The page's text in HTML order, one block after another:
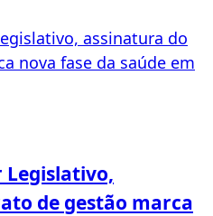
Legislativo,
de gestão marca